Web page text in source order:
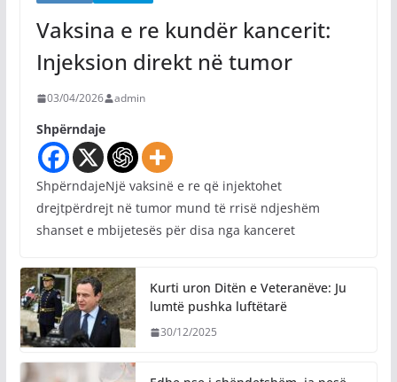
Vaksina e re kundër kancerit:
Injeksion direkt në tumor
03/04/2026 admin
Shpërndaje
ShpërndajeNjë vaksinë e re që injektohet
drejtpërdrejt në tumor mund të rrisë ndjeshëm
shanset e mbijetesës për disa nga kanceret
Kurti uron Ditën e Veteranëve: Ju
lumtë pushka luftëtarë
30/12/2025